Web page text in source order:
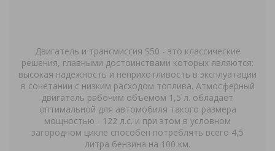
Двигатель и трансмиссия S50 - это классические
решения, главными достоинствами которых являются:
высокая надежность и неприхотливость в эксплуатации
в сочетании с низким расходом топлива. Атмосферный
двигатель рабочим объемом 1,5 л. обладает
оптимальной для автомобиля такого размера
мощностью - 122 л.с. и при этом в условном
загородном цикле способен потреблять всего 4,5
литра бензина на 100 км.